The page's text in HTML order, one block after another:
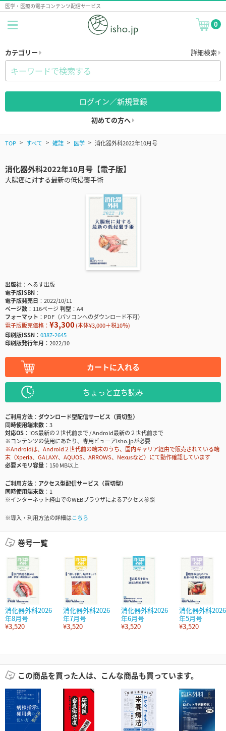
医学・医療の電子コンテンツ配信サービス
0
カテゴリー 詳細検索
ログイン／新規登録
初めての方へ
TOP すべて 雑誌 医学 消化器外科2022年10月号
消化器外科2022年10月号【電子版】
大腸癌に対する最新の低侵襲手術
出版社
へるす出版
電子版ISBN
電子版発売日
2022/10/11
ページ数
116ページ判型
A4
フォーマット
PDF（パソコンへのダウンロード不可）
電子版販売価格： ¥3,300(本体¥3,000＋税10％)
印刷版ISSN
0387-2645
印刷版発行年月
2022/10
カートに入れる
ちょっと立ち読み
ご利用方法
ダウンロード型配信サービス（買切型）
同時使用端末数
3
対応OS
iOS最新の２世代前まで / Android最新の２世代前まで
※コンテンツの使用にあたり、専用ビューアisho.jpが必要
※Androidは、Android２世代前の端末のうち、国内キャリア経由で販売されている端
末（Xperia、GALAXY、AQUOS、ARROWS、Nexusなど）にて動作確認しています
必要メモリ容量
150 MB以上
ご利用方法
アクセス型配信サービス（買切型）
同時使用端末数
1
※インターネット経由でのWEBブラウザによるアクセス参照
※導入・利用方法の詳細はこちら
巻号一覧
消化器外科2026
年8月号
¥3,520
消化器外科2026
年7月号
¥3,520
消化器外科2026
年6月号
¥3,520
消化器外科2026
年5月号
¥3,520
この商品を買った人は、こんな商品も買っています。